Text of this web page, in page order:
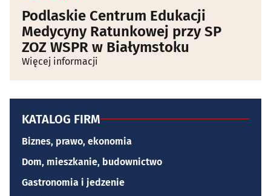
Podlaskie Centrum Edukacji
Medycyny Ratunkowej przy SP
ZOZ WSPR w Białymstoku
Więcej informacji
KATALOG FIRM
Biznes, prawo, ekonomia
Dom, mieszkanie, budownictwo
Gastronomia i jedzenie